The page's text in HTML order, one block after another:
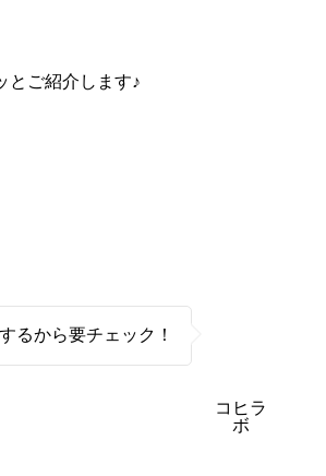
とご紹介します♪
コヒラ
ボ
るから要チェック！